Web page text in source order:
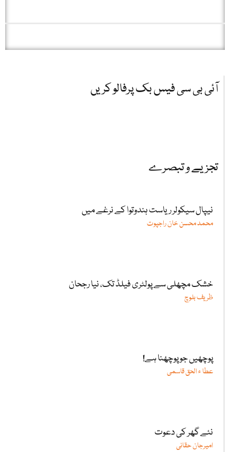
آئی بی سی فیس بک پرفالو کریں
تجزیے و تبصرے
نیپال سیکولر ریاست ہندوتوا کے نرغے میں
محمد محسن خان راجپوت
خشک مچھلی سے پولٹری فیلڈ تک، نیا رجحان
ظریف بلوچ
پوچھیں جو پوچھنا ہے!
عطا ء الحق قاسمی
نئے گھر کی دعوت
امیرجان حقانی